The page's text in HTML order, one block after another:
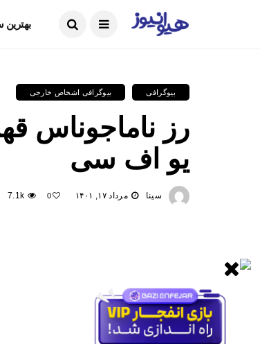
ما را دنبال کنید
بیوگرافی بیوگرافی اشخاص خارجی
رز ناماجوناس
یو اف‌ سی
سینا مرداد ۱۷, ۱۴۰۱ 0
7.1k